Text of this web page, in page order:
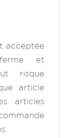
acceptée
et
risque
article
articles